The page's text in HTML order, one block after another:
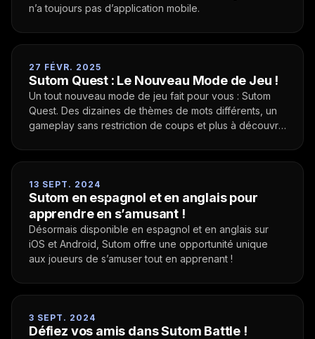
n’a toujours pas d’application mobile.
27 FÉVR. 2025
Sutom Quest : Le Nouveau Mode de Jeu !
Un tout nouveau mode de jeu fait pour vous : Sutom
Quest. Des dizaines de thèmes de mots différents, un
gameplay sans restriction de coups et plus à découvrir
13 SEPT. 2024
Sutom en espagnol et en anglais pour
apprendre en s’amusant !
Désormais disponible en espagnol et en anglais sur
iOS et Android, Sutom offre une opportunité unique
aux joueurs de s’amuser tout en apprenant !
3 SEPT. 2024
Défiez vos amis dans Sutom Battle !